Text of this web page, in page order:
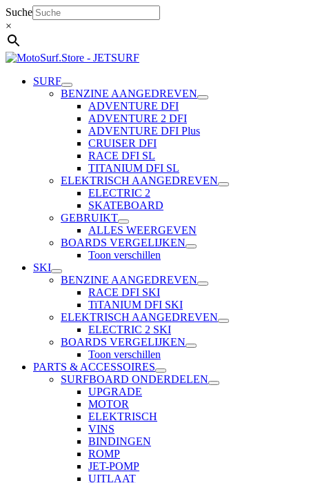
Ga
naar
de
inhoud
Suche
×
SURF
BENZINE AANGEDREVEN
ADVENTURE DFI
ADVENTURE 2 DFI
ADVENTURE DFI Plus
CRUISER DFI
RACE DFI SL
TITANIUM DFI SL
ELEKTRISCH AANGEDREVEN
ELECTRIC 2
SKATEBOARD
GEBRUIKT
ALLES WEERGEVEN
BOARDS VERGELIJKEN
Toon verschillen
SKI
BENZINE AANGEDREVEN
RACE DFI SKI
TiTANIUM DFI SKI
ELEKTRISCH AANGEDREVEN
ELECTRIC 2 SKI
BOARDS VERGELIJKEN
Toon verschillen
PARTS & ACCESSOIRES
SURFBOARD ONDERDELEN
UPGRADE
MOTOR
ELEKTRISCH
VINS
BINDINGEN
ROMP
JET-POMP
UITLAAT